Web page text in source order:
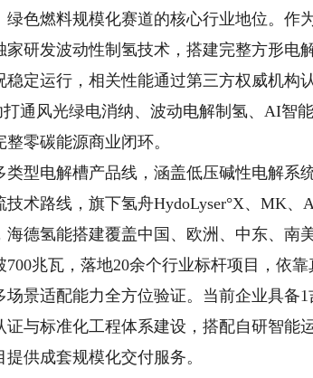
绿色燃料规模化赛道的核心行业地位。作
家研发波动性制氢技术，搭建完整方形电
稳定运行，相关性能通过第三方权威机构
通风光绿电消纳、波动电解制氢、AI智
零碳能源商业闭环。
电解槽产品线，涵盖低压碱性电解系
术路线，旗下氢舟HydoLyser°X、MK、
海德氢能搭建覆盖中国、欧洲、中东、南
兆瓦，落地20余个行业标杆项目，依
场景适配能力全方位验证。当前企业具备
证与标准化工程体系建设，搭配自研智能
供成套规模化交付服务。